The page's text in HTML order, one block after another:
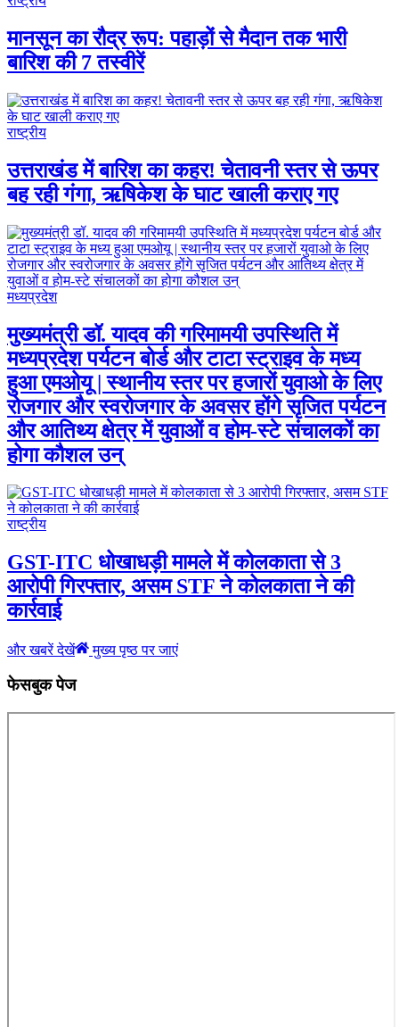
मानसून का रौद्र रूप: पहाड़ों से मैदान तक भारी
बारिश की 7 तस्वीरें
राष्ट्रीय
उत्तराखंड में बारिश का कहर! चेतावनी स्तर से ऊपर
बह रही गंगा, ऋषिकेश के घाट खाली कराए गए
मध्यप्रदेश
मुख्यमंत्री डॉ. यादव की गरिमामयी उपस्थिति में
मध्यप्रदेश पर्यटन बोर्ड और टाटा स्ट्राइव के मध्य
हुआ एमओयू | स्थानीय स्तर पर हजारों युवाओ के लिए
रोजगार और स्वरोजगार के अवसर होंगे सृजित पर्यटन
और आतिथ्य क्षेत्र में युवाओं व होम-स्टे संचालकों का
होगा कौशल उन्
राष्ट्रीय
GST-ITC धोखाधड़ी मामले में कोलकाता से 3
आरोपी गिरफ्तार, असम STF ने कोलकाता ने की
कार्रवाई
और खबरें देखें मुख्य पृष्ठ पर जाएं
फेसबुक पेज